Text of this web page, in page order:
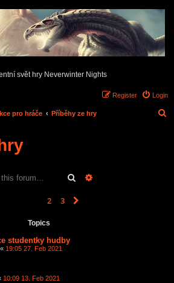
svět hry Neverwinter Nights
Login
Register
pro hráče Příběhy ze hry
Search
2 3
Topics
studentky hudby
« 19:05 27. Feb 2021
10:09 13. Feb 2021